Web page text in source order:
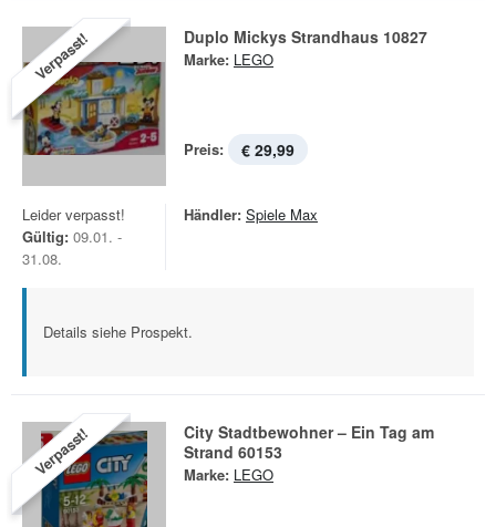
Verpasst! Duplo Mickys Strandhaus 10827
Marke: LEGO
Preis: € 29,99
Leider verpasst!
Gültig: 09.01. -
31.08.
Händler: Spiele Max
Details siehe Prospekt.
Verpasst!
City Stadtbewohner – Ein Tag am
Strand 60153
Marke: LEGO